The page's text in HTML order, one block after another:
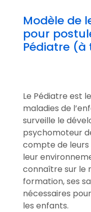
Modèle de
pour
Pédiatre
Le Pédiatre est
maladies de
surveille le
psychomoteur
compte de leurs
leur
connaître sur le
formation, ses
nécessaires
les enfants.